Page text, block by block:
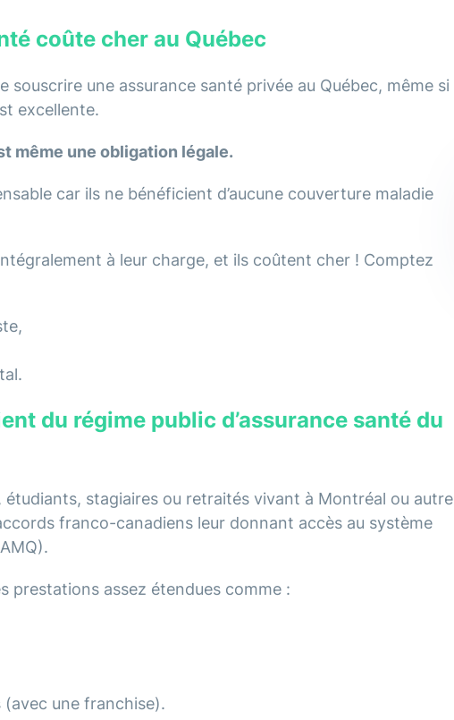
coûte cher au Québec
souscrire une assurance santé privée au Québec, même si
excellente.
même une obligation légale.
car ils ne bénéficient d’aucune couverture maladie
à leur charge, et ils coûtent cher ! Comptez
du régime public d’assurance santé du
étudiants, stagiaires ou retraités vivant à Montréal ou autre
franco-canadiens leur donnant accès au système
prestations assez étendues comme :
une franchise).